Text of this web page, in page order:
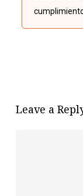
Leave a